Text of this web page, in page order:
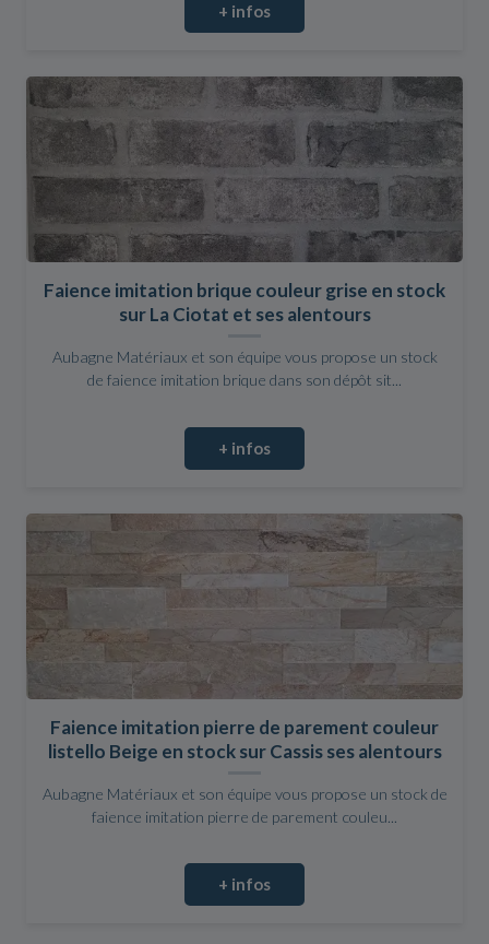
+ infos
Faience imitation brique couleur grise en stock
sur La Ciotat et ses alentours
Aubagne Matériaux et son équipe vous propose un stock
de faience imitation brique dans son dépôt sit...
+ infos
Faience imitation pierre de parement couleur
listello Beige en stock sur Cassis ses alentours
Aubagne Matériaux et son équipe vous propose un stock de
faience imitation pierre de parement couleu...
+ infos